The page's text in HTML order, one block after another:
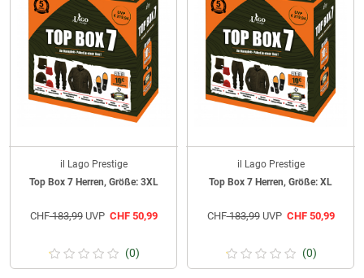
il Lago Prestige
Top Box 7 Herren, Größe: 3XL
CHF183,99UVP CHF50,99
(0)
il Lago Prestige
Top Box 7 Herren, Größe: XL
CHF183,99UVP CHF50,99
(0)